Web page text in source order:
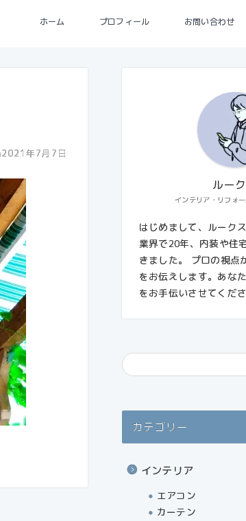
ホーム プロフィール お問い合わせ
2021年7月7日
インテリア・リフォ
ルー
はじめまして、ルーク
業界で20年、内装や住
きました。 プロの視点
をお伝えします。あな
をお手伝いさせてくださ
カテゴリー
インテリア
エアコン
カーテン